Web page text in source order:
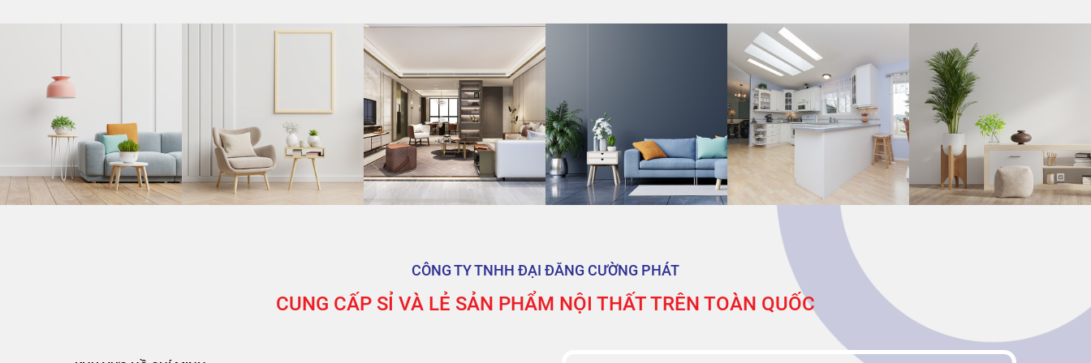
CÔNG TY TNHH ĐẠI ĐĂNG CƯỜNG PHÁT
CUNG CẤP SỈ VÀ LẺ SẢN PHẨM NỘI THẤT TRÊN TOÀN QUỐC